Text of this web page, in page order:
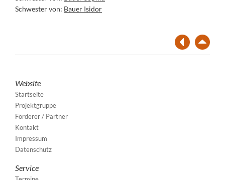
Schwester von: Bauer Isidor
Website
Startseite
Projektgruppe
Förderer / Partner
Kontakt
Impressum
Datenschutz
Service